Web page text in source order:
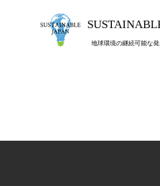
地球環境の継続可能な